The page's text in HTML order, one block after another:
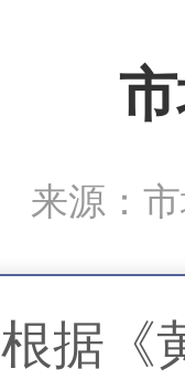
来源：
根据《